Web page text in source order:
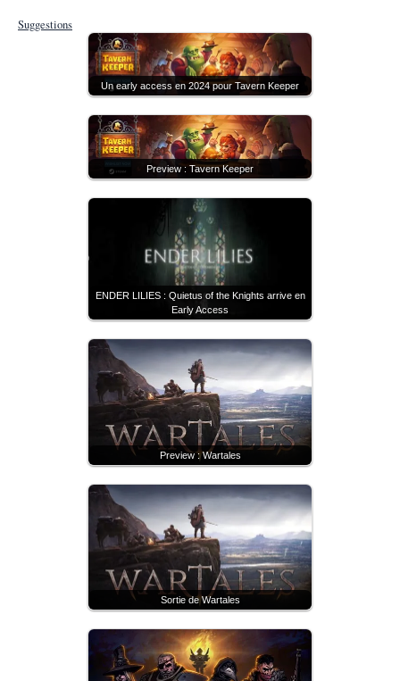
Suggestions
Un early access en 2024 pour Tavern Keeper
Preview : Tavern Keeper
ENDER LILIES : Quietus of the Knights arrive en
Early Access
Preview : Wartales
Sortie de Wartales